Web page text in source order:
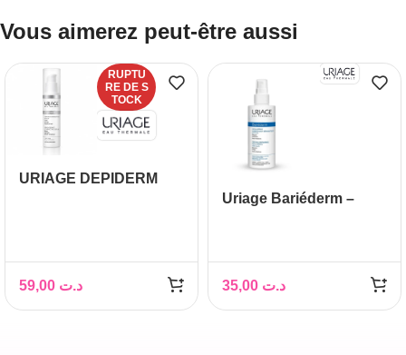
Vous aimerez peut-être aussi
RUPTU
RE DE S
TOCK
URIAGE DEPIDERM
د.ت
Uriage Bariéderm –
د.ت